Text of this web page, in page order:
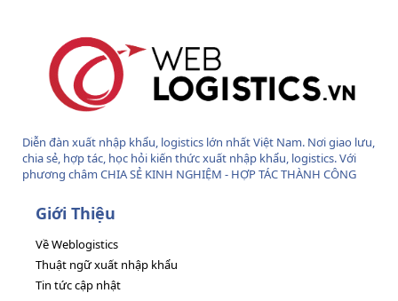
Diễn đàn xuất nhập khẩu, logistics lớn nhất Việt Nam. Nơi giao lưu,
chia sẻ, hợp tác, học hỏi kiến thức xuất nhập khẩu, logistics. Với
phương châm CHIA SẺ KINH NGHIỆM - HỢP TÁC THÀNH CÔNG
Giới Thiệu
Về Weblogistics
Thuật ngữ xuất nhập khẩu
Tin tức cập nhật